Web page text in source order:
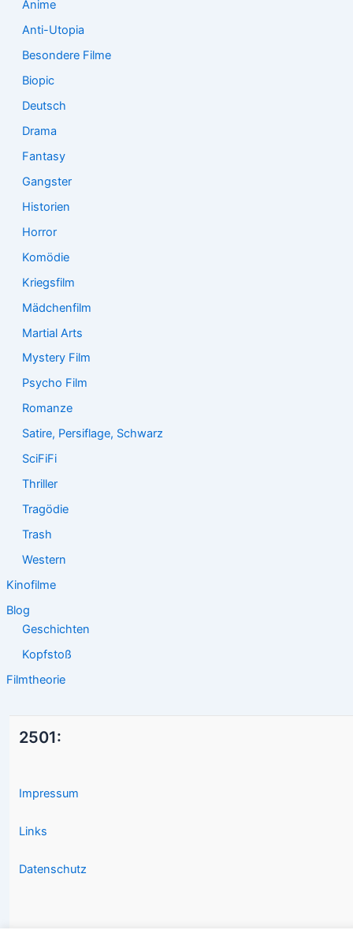
Anime
Anti-Utopia
Besondere Filme
Biopic
Deutsch
Drama
Fantasy
Gangster
Historien
Horror
Komödie
Kriegsfilm
Mädchenfilm
Martial Arts
Mystery Film
Psycho Film
Romanze
Satire, Persiflage, Schwarz
SciFiFi
Thriller
Tragödie
Trash
Western
Kinofilme
Blog
Geschichten
Kopfstoß
Filmtheorie
2501:
Impressum
Links
Datenschutz